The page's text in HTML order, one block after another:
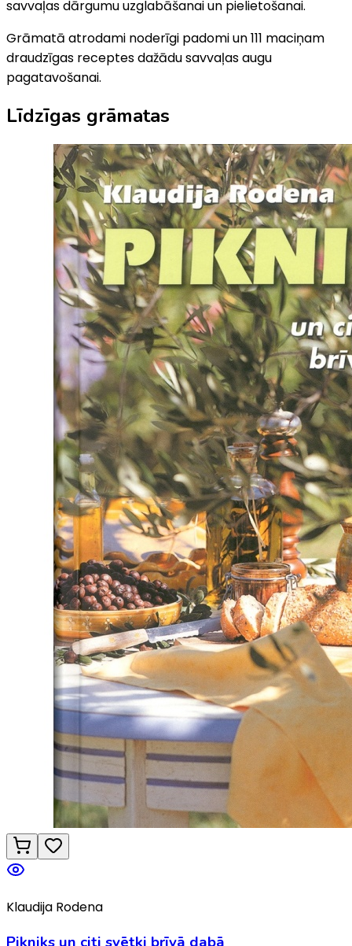
savvaļas dārgumu uzglabāšanai un pielietošanai.
Grāmatā atrodami noderīgi padomi un 111 maciņam
draudzīgas receptes dažādu savvaļas augu
pagatavošanai.
Līdzīgas grāmatas
Klaudija Rodena